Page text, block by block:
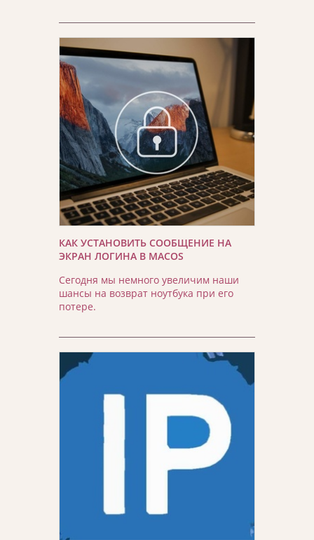
КАК УСТАНОВИТЬ СООБЩЕНИЕ НА
ЭКРАН ЛОГИНА В MACOS
Сегодня мы немного увеличим наши
шансы на возврат ноутбука при его
потере.